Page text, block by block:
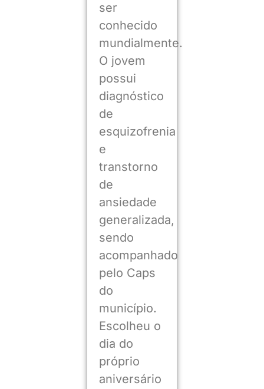
ser
conhecido
mundialmente.
O jovem
possui
diagnóstico
de
esquizofrenia
e
transtorno
de
ansiedade
generalizada,
sendo
acompanhado
pelo Caps
do
município.
Escolheu o
dia do
próprio
aniversário